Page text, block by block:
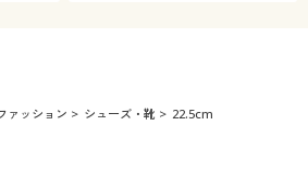
ァッション シューズ・靴 22.5cm